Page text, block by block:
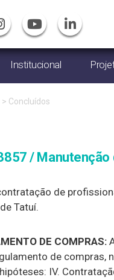
Institucional
> Concluídos
/
de
Tatuí.
DE COMPRAS:
de compras,
IV.